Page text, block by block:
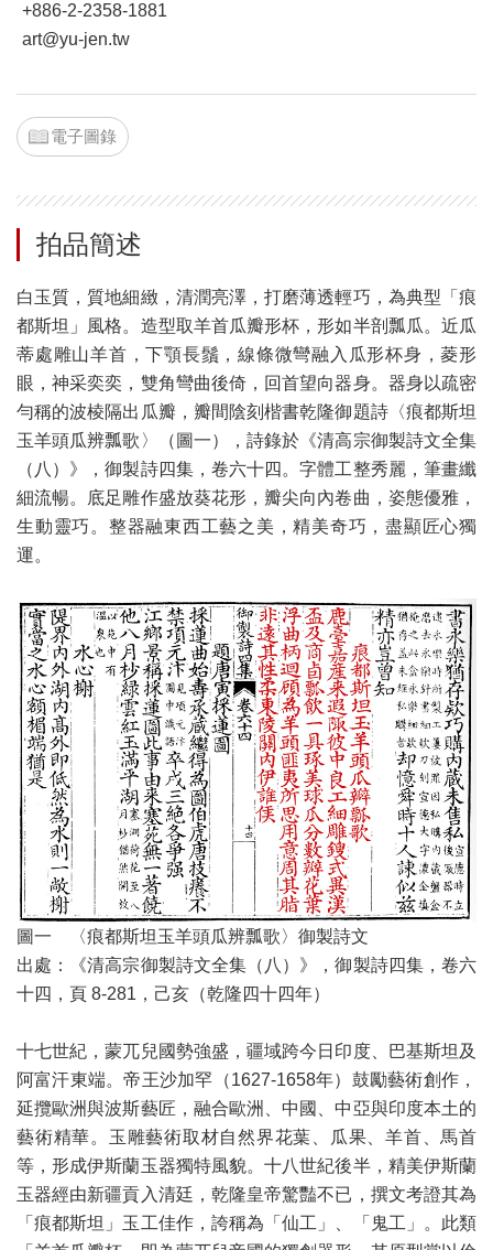
+886-2-2358-1881
art@yu-jen.tw
電子圖錄
拍品簡述
白玉質，質地細緻，清潤亮澤，打磨薄透輕巧，為典型「痕
都斯坦」風格。造型取羊首瓜瓣形杯，形如半剖瓢瓜。近瓜
蒂處雕山羊首，下顎長鬚，線條微彎融入瓜形杯身，菱形
眼，神采奕奕，雙角彎曲後倚，回首望向器身。器身以疏密
勻稱的波棱隔出瓜瓣，瓣間陰刻楷書乾隆御題詩〈痕都斯坦
玉羊頭瓜辨瓢歌〉（圖一），詩錄於《清高宗御製詩文全集
（八）》，御製詩四集，卷六十四。字體工整秀麗，筆畫纖
細流暢。底足雕作盛放葵花形，瓣尖向內卷曲，姿態優雅，
生動靈巧。整器融東西工藝之美，精美奇巧，盡顯匠心獨
運。
圖一 〈痕都斯坦玉羊頭瓜辨瓢歌〉御製詩文
出處：《清高宗御製詩文全集（八）》，御製詩四集，卷六
十四，頁 8-281，己亥（乾隆四十四年）
十七世紀，蒙兀兒國勢強盛，疆域跨今日印度、巴基斯坦及
阿富汗東端。帝王沙加罕（1627-1658年）鼓勵藝術創作，
延攬歐洲與波斯藝匠，融合歐洲、中國、中亞與印度本土的
藝術精華。玉雕藝術取材自然界花葉、瓜果、羊首、馬首
等，形成伊斯蘭玉器獨特風貌。十八世紀後半，精美伊斯蘭
玉器經由新疆貢入清廷，乾隆皇帝驚豔不已，撰文考證其為
「痕都斯坦」玉工佳作，誇稱為「仙工」、「鬼工」。此類